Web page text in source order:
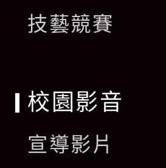
技藝競賽
校園影音
宣導影片